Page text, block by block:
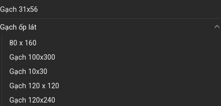
Gạch 31x56
Gạch ốp lát
80 x 160
Gạch 100x300
Gạch 10x30
Gạch 120 x 120
Gạch 120x240